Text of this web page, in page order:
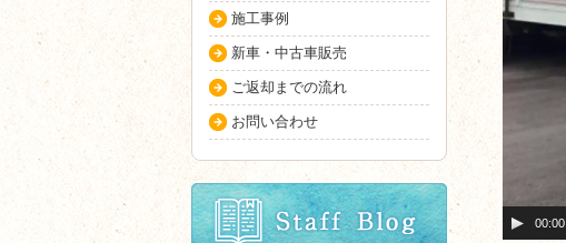
00:00
施工事例
新車・中古車販売
ご返却までの流れ
お問い合わせ